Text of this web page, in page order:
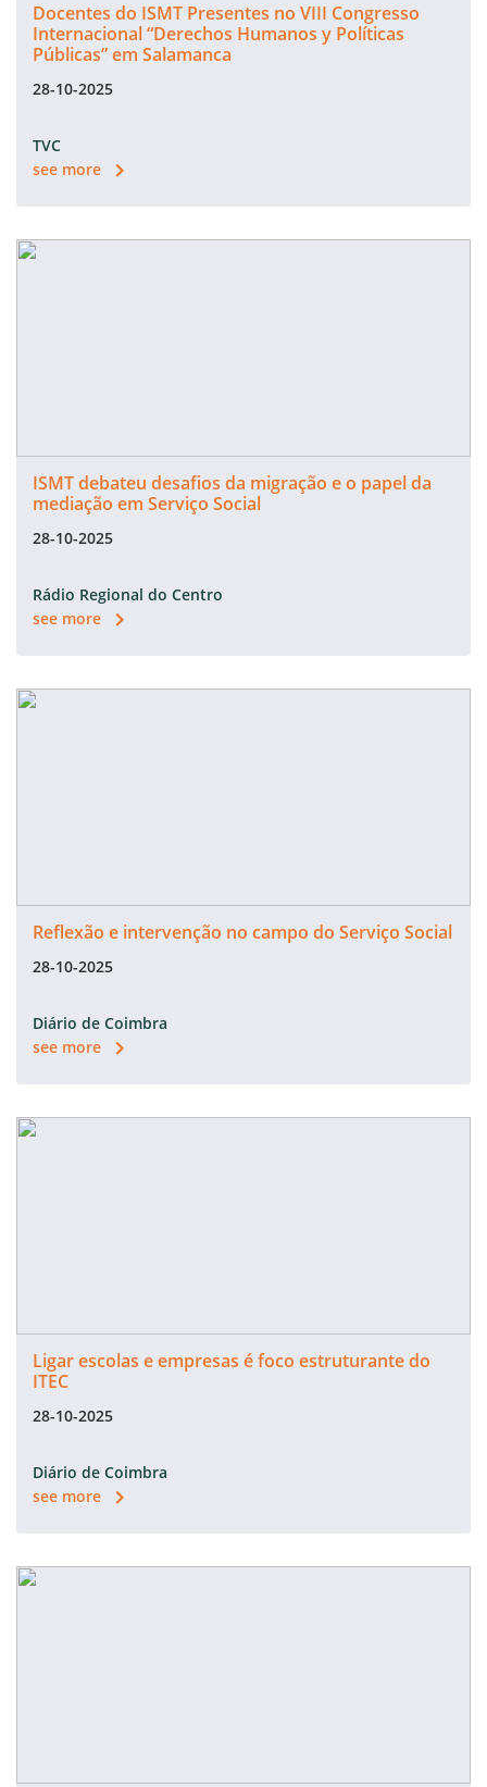
Docentes do ISMT Presentes no VIII Congresso
Internacional “Derechos Humanos y Políticas
Públicas” em Salamanca
28-10-2025
TVC
see more
ISMT debateu desafios da migração e o papel da
mediação em Serviço Social
28-10-2025
Rádio Regional do Centro
see more
Reflexão e intervenção no campo do Serviço Social
28-10-2025
Diário de Coimbra
see more
Ligar escolas e empresas é foco estruturante do
ITEC
28-10-2025
Diário de Coimbra
see more